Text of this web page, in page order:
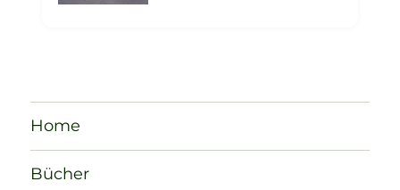
Home
Bücher